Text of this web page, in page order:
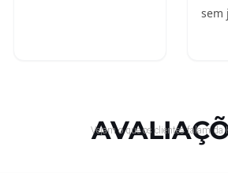
sem
Vejam o que os clientes falam da